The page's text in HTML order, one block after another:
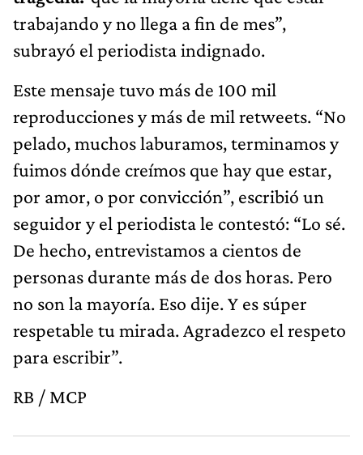
trabajando y no llega a fin de mes”,
subrayó el periodista indignado.
Este mensaje tuvo más de 100 mil
reproducciones y más de mil retweets. “No
pelado, muchos laburamos, terminamos y
fuimos dónde creímos que hay que estar,
por amor, o por convicción”, escribió un
seguidor y el periodista le contestó: “Lo sé.
De hecho, entrevistamos a cientos de
personas durante más de dos horas. Pero
no son la mayoría. Eso dije. Y es súper
respetable tu mirada. Agradezco el respeto
para escribir”.
RB / MCP